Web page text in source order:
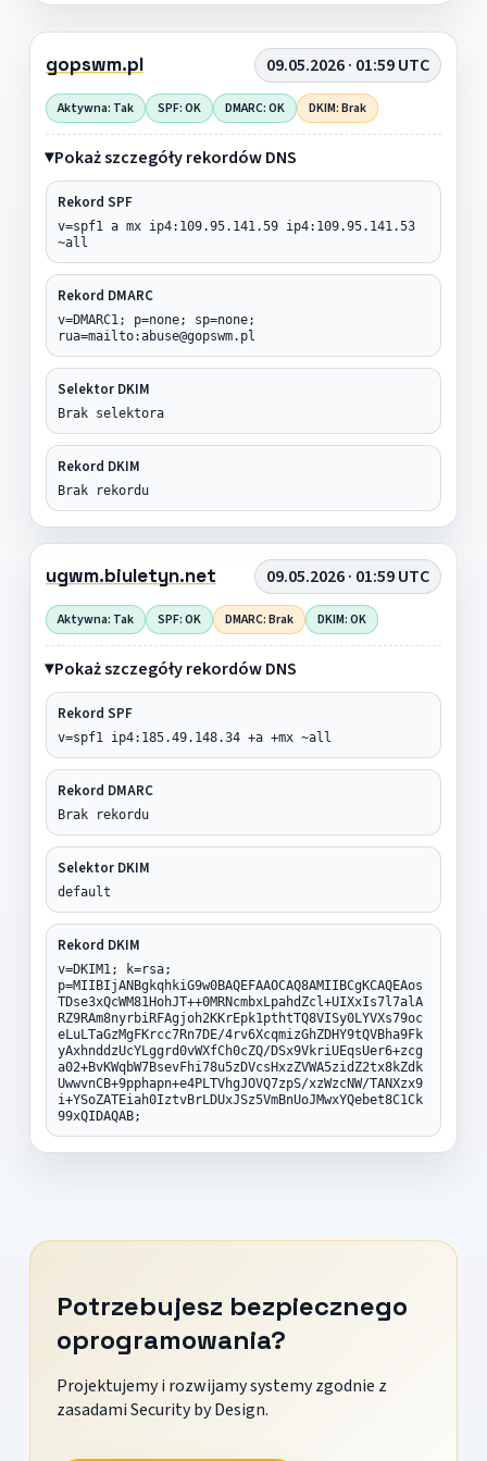
gopswm.pl 09.05.2026 · 01:59 UTC
Aktywna: Tak SPF: OK DMARC: OK DKIM: Brak
Pokaż szczegóły rekordów DNS
Rekord SPF
v=spf1 a mx ip4:109.95.141.59 ip4:109.95.141.53
~all
Rekord DMARC
v=DMARC1; p=none; sp=none;
rua=mailto:abuse@gopswm.pl
Selektor DKIM
Brak selektora
Rekord DKIM
Brak rekordu
ugwm.biuletyn.net 09.05.2026 · 01:59 UTC
Aktywna: Tak SPF: OK DMARC: Brak DKIM: OK
Pokaż szczegóły rekordów DNS
Rekord SPF
v=spf1 ip4:185.49.148.34 +a +mx ~all
Rekord DMARC
Brak rekordu
Selektor DKIM
default
Rekord DKIM
v=DKIM1; k=rsa;
p=MIIBIjANBgkqhkiG9w0BAQEFAAOCAQ8AMIIBCgKCAQEAos
TDse3xQcWM81HohJT++0MRNcmbxLpahdZcl+UIXxIs7l7alA
RZ9RAm8nyrbiRFAgjoh2KKrEpk1pthtTQ8VISy0LYVXs79oc
eLuLTaGzMgFKrcc7Rn7DE/4rv6XcqmizGhZDHY9tQVBha9Fk
yAxhnddzUcYLggrd0vWXfCh0cZQ/DSx9VkriUEqsUer6+zcg
a02+BvKWqbW7BsevFhi78u5zDVcsHxzZVWA5zidZ2tx8kZdk
UwwvnCB+9pphapn+e4PLTVhgJOVQ7zpS/xzWzcNW/TANXzx9
i+YSoZATEiah0IztvBrLDUxJSz5VmBnUoJMwxYQebet8C1Ck
99xQIDAQAB;
Potrzebujesz bezpiecznego
oprogramowania?
Projektujemy i rozwijamy systemy zgodnie z
zasadami Security by Design.